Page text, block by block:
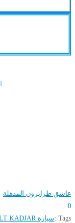
عاشق طرابزون المذهلة
0
Tags : سيارة RENAULT KADJAR بدون سائق في طرابزون